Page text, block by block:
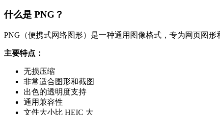
什么是 PNG？
PNG（便携式网络图形）是一种通用图像格式，专为网页图
主要特点：
无损压缩
非常适合图形和截图
出色的透明度支持
通用兼容性
文件大小比 HEIC 大